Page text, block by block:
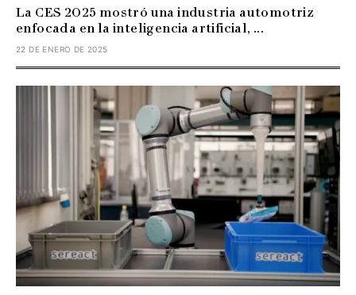
La CES 2025 mostró una industria automotriz
enfocada en la inteligencia artificial, ...
22 DE ENERO DE 2025